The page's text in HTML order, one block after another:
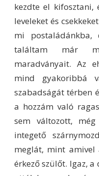
kezdte el kifosztani,
leveleket és
mi
találtam már
maradványait. Az
mind gyakoribbá
szabadságát térben
a hozzám való
sem változott,
integető
meglát, mint
érkező szülőt. Igaz,